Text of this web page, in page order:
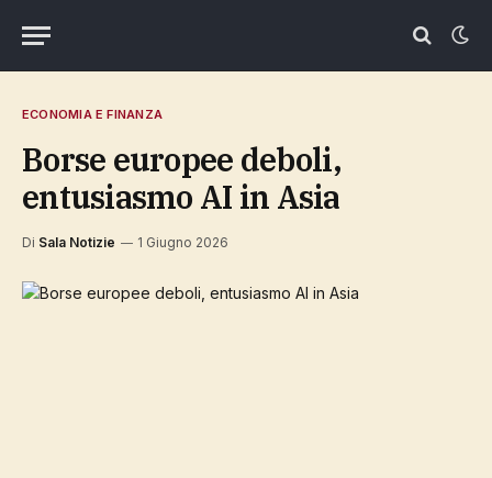
ECONOMIA E FINANZA
Borse europee deboli,
entusiasmo AI in Asia
Di Sala Notizie 1 Giugno 2026